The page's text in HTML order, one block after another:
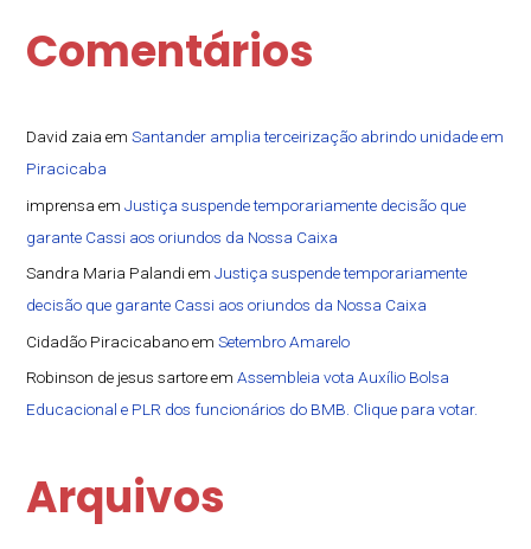
Comentários
David zaia emSantander amplia terceirização abrindo unidade em
Piracicaba
imprensa emJustiça suspende temporariamente decisão que
garante Cassi aos oriundos da Nossa Caixa
Sandra Maria Palandi emJustiça suspende temporariamente
decisão que garante Cassi aos oriundos da Nossa Caixa
Cidadão PiracicabanoemSetembro Amarelo
Robinson de jesus sartoreemAssembleia vota Auxílio Bolsa
Educacional e PLR dos funcionários do BMB. Clique para votar.
Arquivos